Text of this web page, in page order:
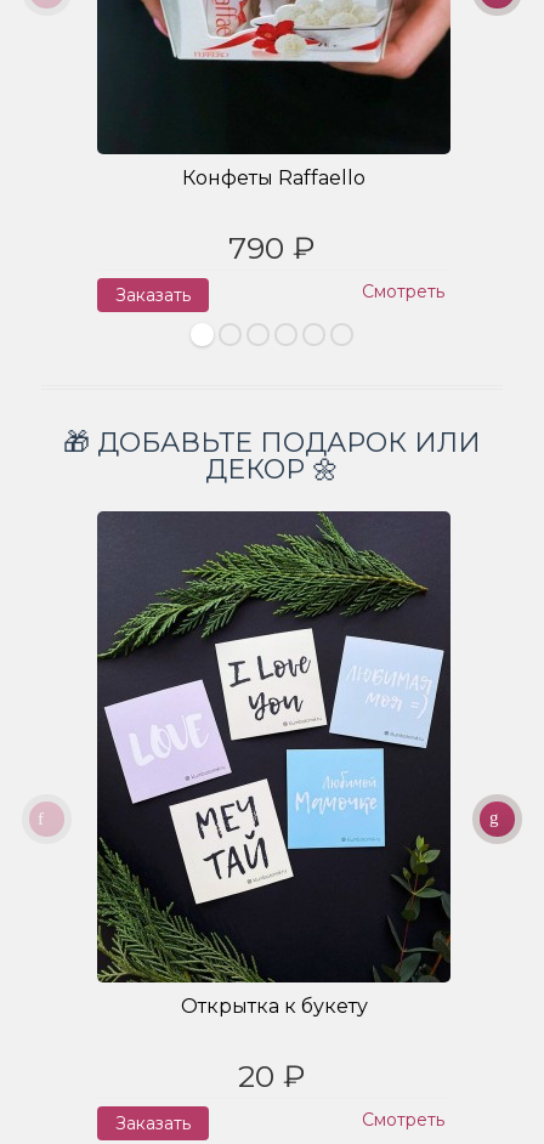
Конфеты Raffaello
790 ₽
Заказать Смотреть
🎁 ДОБАВЬТЕ ПОДАРОК ИЛИ
ДЕКОР 🌼
Открытка к букету
20 ₽
Заказать Смотреть